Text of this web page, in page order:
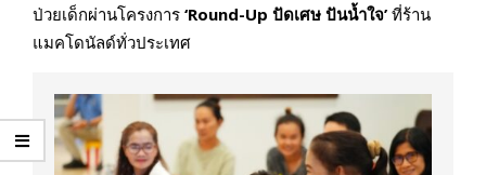
ป่วยเด็กผ่านโครงการ ‘Round-Up ปัดเศษ ปันน้ำใจ’ ที่ร้าน
แมคโดนัลด์ทั่วประเทศ